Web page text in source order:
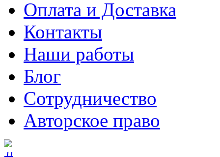
Оплата и Доставка
Контакты
Наши работы
Блог
Сотрудничество
Авторское право